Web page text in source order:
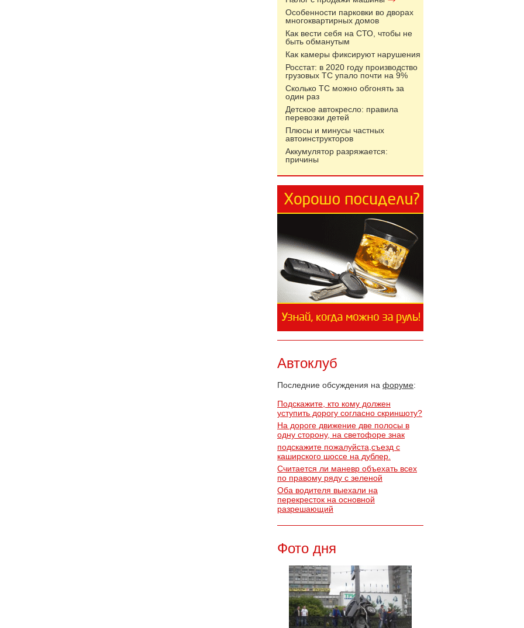
Особенности парковки во дворах
многоквартирных домов
Как вести себя на СТО, чтобы не
быть обманутым
Как камеры фиксируют нарушения
Росстат: в 2020 году производство
грузовых ТС упало почти на 9%
Сколько ТС можно обгонять за
один раз
Детское автокресло: правила
перевозки детей
Плюсы и минусы частных
автоинструкторов
Аккумулятор разряжается:
причины
Автоклуб
Последние обсуждения на форуме:
Подскажите, кто кому должен
уступить дорогу согласно скриншоту?
На дороге движение две полосы в
одну сторону, на светофоре знак
подскажите пожалуйста,съезд с
каширского шоссе на дублер.
Считается ли маневр объехать всех
по правому ряду с зеленой
Оба водителя выехали на
перекресток на основной
разрешающий
Фото дня